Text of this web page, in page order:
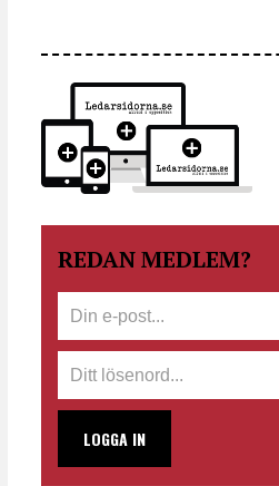
REDAN MEDLEM?
LOGGA IN